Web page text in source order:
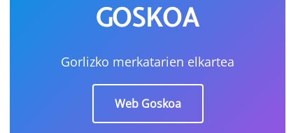
GOSKOA
Gorlizko merkatarien elkartea
Web Goskoa